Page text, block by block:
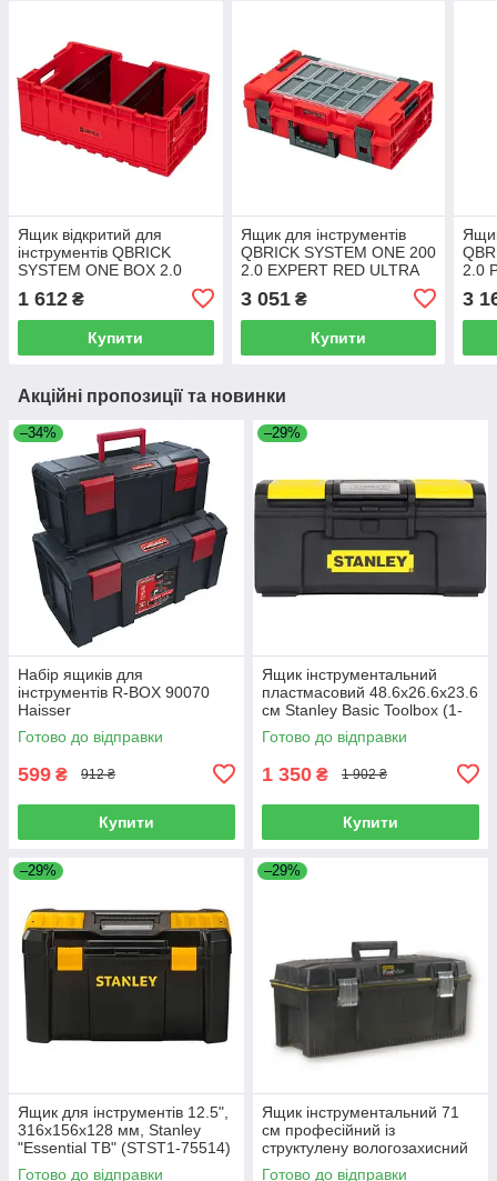
Ящик відкритий для
інструментів QBRICK
SYSTEM ONE BOX 2.0
CUSTOM
(576х359х237мм)
1 612 ₴
Купити
Ящик для інструментів
QBRICK SYSTEM ONE 200
2.0 EXPERT RED ULTRA
(585х385х190мм)
(5901238258254)
3 051₴
Купити
2.0
3
Акційні пропозиції та новинки
–34%
Набір ящиків для
інструментів R-BOX 90070
Haisser
Готово до відправки
599 ₴ 912 ₴
Купити
–29%
Ящик інструментальний
пластмасовий 48.6x26.6x23.6
см Stanley Basic Toolbox (1-
79-217)
Готово до відправки
1 350 ₴ 1 902 ₴
Купити
–29%
Ящик для інструментів 12.5",
316x156x128 мм, Stanley
"Essential TB" (STST1-75514)
Готово до відправки
–29%
Ящик інструментальний 71
см професійний із
структулену вологозахисний
Stanley Fatmax (1-93-935)
Готово до відправки